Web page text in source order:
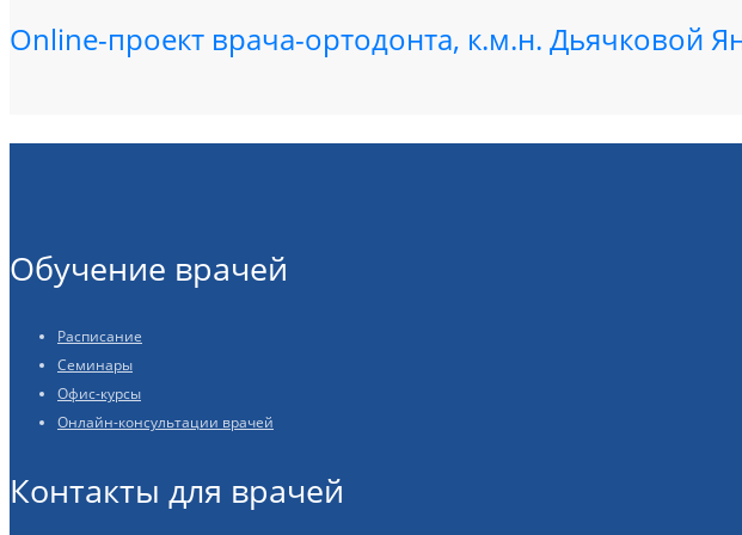
Online-проект врача-ортодонта, к.м.н. Дьячковой
Обучение врачей
Расписание
Семинары
Офис-курсы
Онлайн-консультации врачей
Контакты для врачей